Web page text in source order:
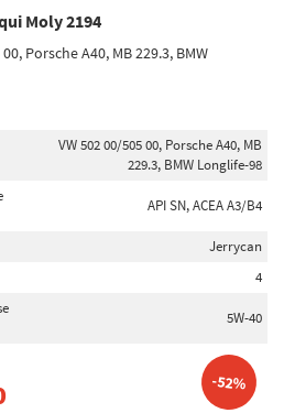
Moly 2194
Porsche A40, MB 229.3, BMW
VW 502 00/505 00, Porsche A40, MB
229.3, BMW Longlife-98
API SN, ACEA A3/B4
Jerrycan
4
5W-40
-52%